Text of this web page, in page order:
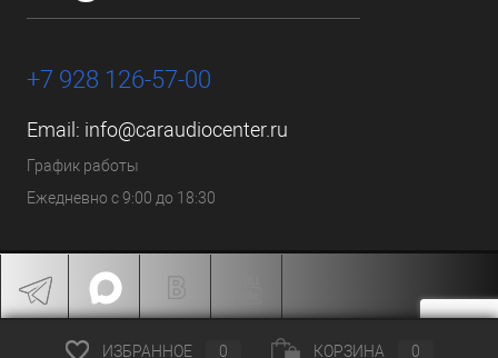
+7 928 126-57-00
Email: info@caraudiocenter.ru
График работы
Ежедневно с 9:00 до 18:30
ИЗБРАННОЕ 0 КОРЗИНА 0